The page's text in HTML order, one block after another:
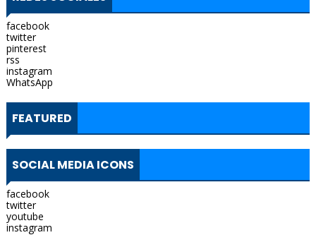
facebook
twitter
pinterest
rss
instagram
WhatsApp
FEATURED
SOCIAL MEDIA ICONS
facebook
twitter
youtube
instagram